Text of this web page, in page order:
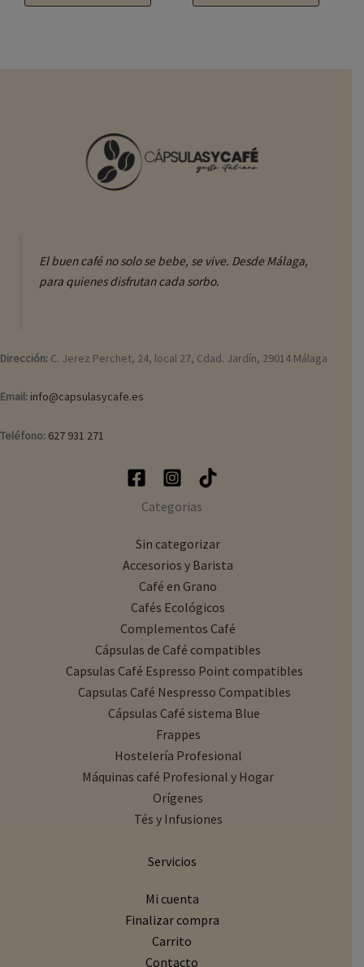
El buen café no solo se bebe, se vive. Desde Málaga,
para quienes disfrutan cada sorbo.
Dirección: C. Jerez Perchet, 24, local 27, Cdad. Jardín, 29014 Málaga
Email: info@capsulasycafe.es
Teléfono: 627 931 271
Categorias
Sin categorizar
Accesorios y Barista
Café en Grano
Cafés Ecológicos
Complementos Café
Cápsulas de Café compatibles
Capsulas Café Espresso Point compatibles
Capsulas Café Nespresso Compatibles
Cápsulas Café sistema Blue
Frappes
Hostelería Profesional
Máquinas café Profesional y Hogar
Orígenes
Tés y Infusiones
Servicios
Mi cuenta
Finalizar compra
Carrito
Contacto